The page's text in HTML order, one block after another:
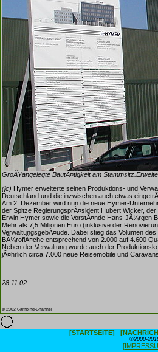
GroÃŸangelegte BautÃ¤tigkeit am
(jc) Hymer erweiterte seinen Produktions- und
Deutschland und die inzwischen auch etwas
Am 2. Dezember wird nun die neue Hymer-
der Spitze RegierungsprÃ¤sident Hubert Wicker,
Erwin Hymer sowie die VorstÃ¤nde Hans-JÃ¼rgen
Mehr als 7,5 Millionen Euro (inklusive der
VerwaltungsgebÃ¤ude. Dabei stieg das Volumen
BÃ¼roflÃ¤che entsprechend von 2.000 auf 4.600
Neben der Verwaltung wurde auch der
jÃ¤hrlich circa 7.000 neue Reisemobile und
28.11.02
© 2002 Camping-Channel
[STARTSEITE]
©2000-